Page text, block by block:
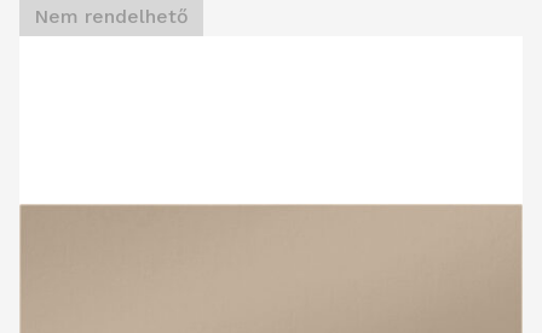
Nem rendelhető